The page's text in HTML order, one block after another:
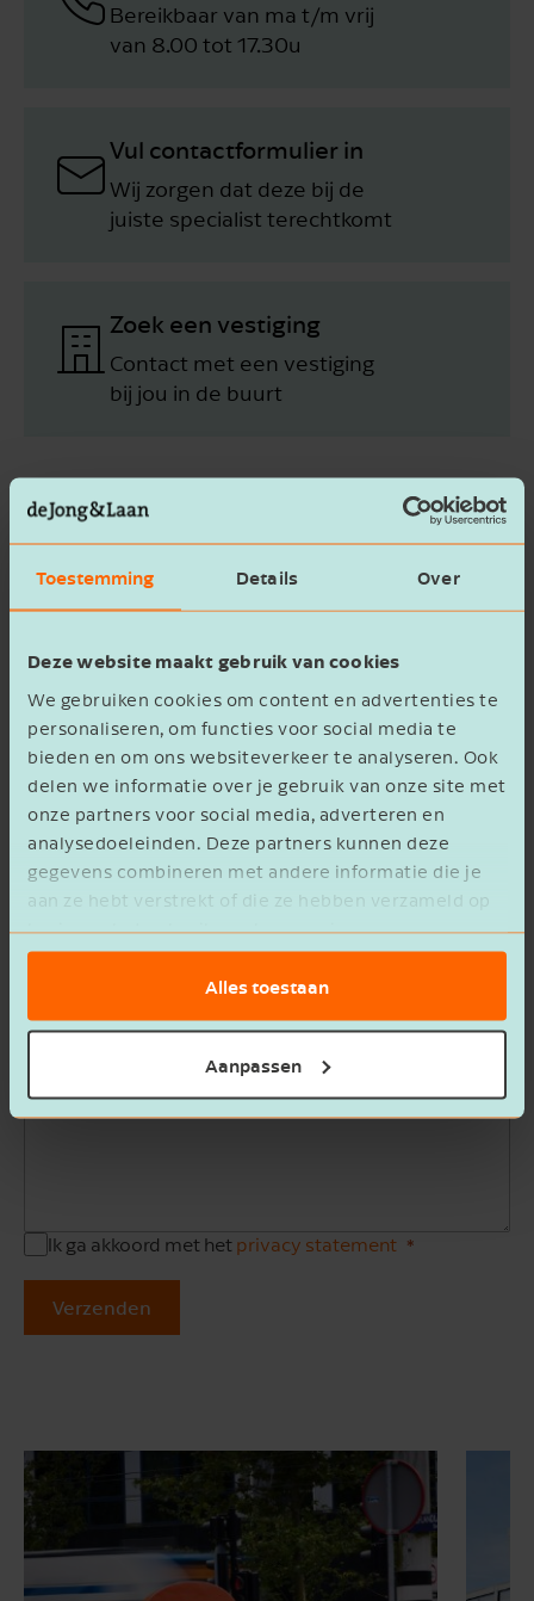
Toestemming Details Over
Deze website maakt gebruik van cookies
We gebruiken cookies om content en advertenties te
personaliseren, om functies voor social media te
bieden en om ons websiteverkeer te analyseren. Ook
delen we informatie over je gebruik van onze site met
onze partners voor social media, adverteren en
analysedoeleinden. Deze partners kunnen deze
gegevens combineren met andere informatie die je
aan ze hebt verstrekt of die ze hebben verzameld op
basis van het gebruik van hun services.
Alles toestaan
Aanpassen
Bereikbaar van ma t/m vrij
van 8.00 tot 17.30u
Vul contactformulier in
Wij zorgen dat deze bij de
juiste specialist terechtkomt
Zoek een vestiging
Contact met een vestiging
bij jou in de buurt
Contact­formulier
Achternaam
Mobiele telefoon
+31
E-mailadres
Ik ga akkoord met het privacy statement
Verzenden